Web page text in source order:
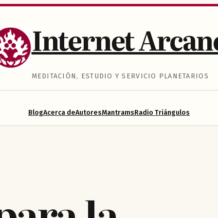
Internet
MEDITACIÓN, ESTUDIO Y SERVICIO PLANETARIOS
BlogAcerca deAutoresMantramsRadio Triángulos